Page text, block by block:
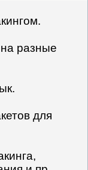
на разные
для